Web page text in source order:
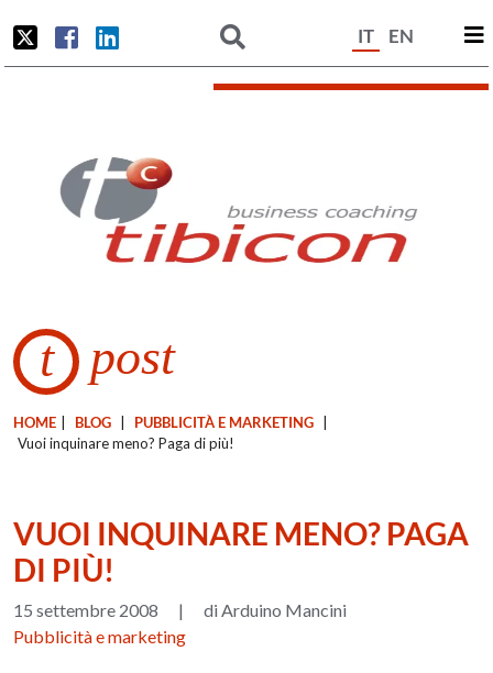
IT EN
t post
HOME BLOG PUBBLICITÀ E MARKETING
Vuoi inquinare meno? Paga di più!
VUOI INQUINARE MENO? PAGA
DI PIÙ!
15 settembre 2008 |
di Arduino Mancini
Pubblicità e marketing